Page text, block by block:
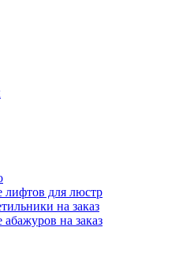
лифтов для люстр
на заказ
на заказ